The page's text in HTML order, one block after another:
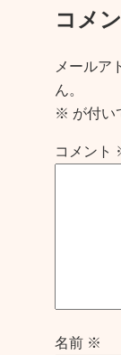
コメ
メールア
ん。
※ が付い
コメント
名前 ※